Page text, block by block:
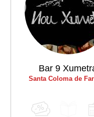
Bar 9
Santa Coloma de